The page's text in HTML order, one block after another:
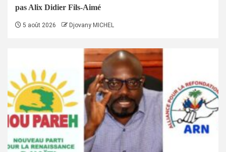
pas Alix Didier Fils-Aimé
5 août 2026 Djovany MICHEL